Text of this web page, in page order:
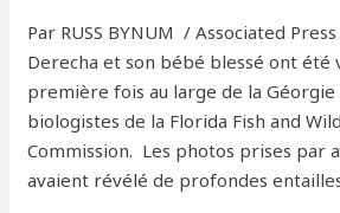
côtes
américaines.
Par RUSS BYNUM / Associated
Derecha et son bébé blessé ont été
première fois au large de la
biologistes de la Florida Fish and
Commission. Les photos prises par
avaient révélé de profondes